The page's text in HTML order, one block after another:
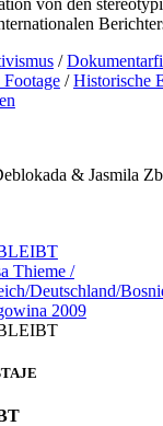
von den
/
/Historische
& Jasmila
Thieme /
Deutschland/
2009